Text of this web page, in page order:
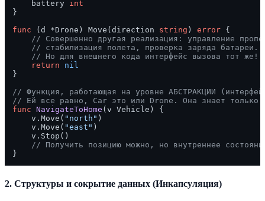
    battery
int
}
func
(d *Drone) Move(direction string ) error {
// Совершенно другая реализация: управление
// стабилизация полета, проверка заряда батареи.
// Но для внешнего кода интерфейс вызова тот же!
return
nil
}
// Функция, работающая на уровне АБСТРАКЦИИ
// Ей все равно, Car это или Drone. Она знает только
func NavigateToHome (v Vehicle)
{
    v.Move(
"north" )
    v.Move(
"east" )
    v.Stop()
// Получить позицию можно, но внутреннее
2. Структуры и сокрытие данных (Инкапсуляция)